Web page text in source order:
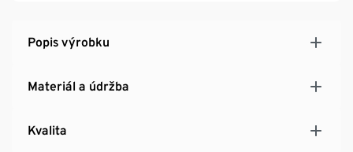
Popis výrobku
Materiál a údržba
Kvalita